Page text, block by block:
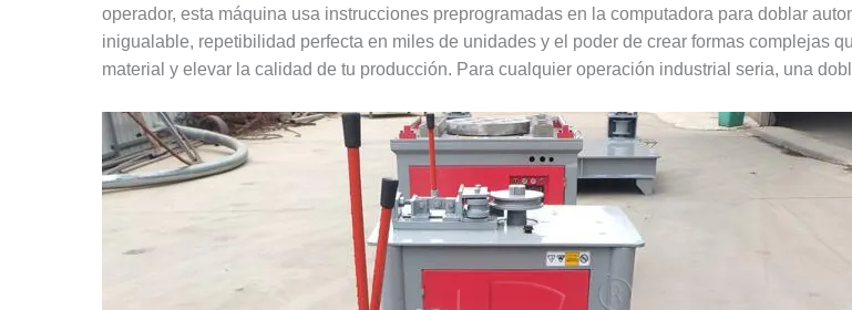
operador, esta máquina usa instrucciones preprogramadas en la computadora para doblar
inigualable, repetibilidad perfecta en miles de unidades y el poder de crear formas complejas
material y elevar la calidad de tu producción. Para cualquier operación industrial seria, una